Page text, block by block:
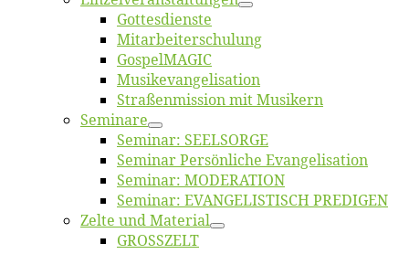
Got­tes­diens­te
Mitarbeiter­schulung
Gos­pel­MA­GIC
Musikevan­ge­li­sa­tion
Straßenmis­sion mit Musikern
Se­mi­na­re
Se­mi­nar: SEELSORGE
Se­mi­nar Per­sön­li­che Evangelisation
Se­mi­nar: MODERATION
Se­mi­nar: EVANGELISTISCH PREDIGEN
Zel­te und Material
GROSSZELT